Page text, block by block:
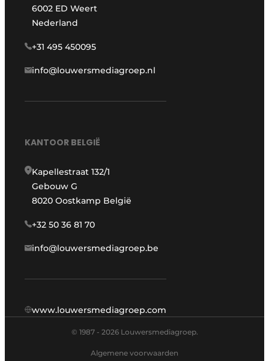
6002 ED Weert
Nederland
+31 495 450095
info@louwersmediagroep.nl
KANTOOR BELGIË
Kapellestraat 132/1
Gebouw G
8020 Oostkamp België
+32 50 36 81 70
info@louwersmediagroep.be
www.louwersmediagroep.com
© 1987 - 2026 Louwersmediagroep.
Algemene voorwaarden